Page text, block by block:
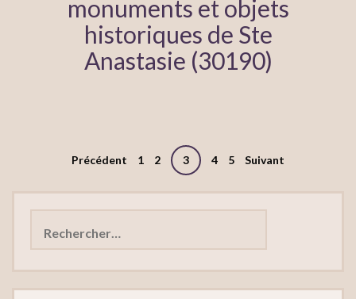
monuments et objets
historiques de Ste
Anastasie (30190)
Pagination
publications
Précédent 1 2 3 4 5 Suivant